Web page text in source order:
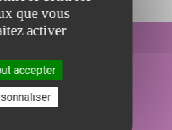
que vous
activer
accepter